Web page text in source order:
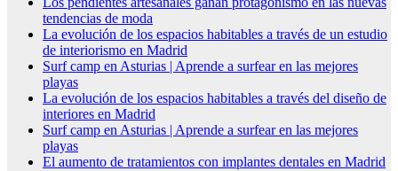
tendencias de moda
La evolución de los espacios habitables a través de un estudio
de interiorismo en Madrid
Surf camp en Asturias | Aprende a surfear en las mejores
playas
La evolución de los espacios habitables a través del diseño de
interiores en Madrid
Surf camp en Asturias | Aprende a surfear en las mejores
playas
El aumento de tratamientos con implantes dentales en Madrid